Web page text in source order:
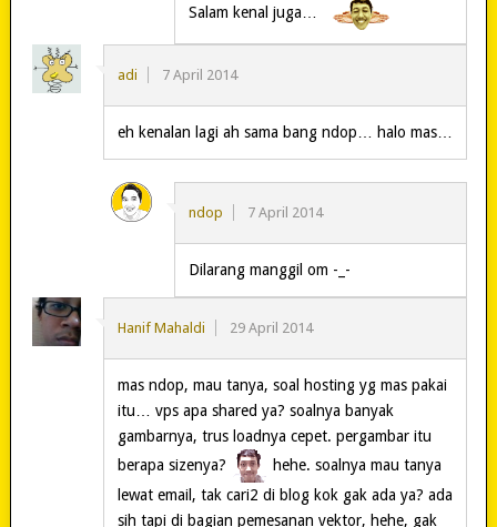
Salam kenal juga…
adi 7 April 2014
eh kenalan lagi ah sama bang ndop… halo mas…
ndop 7 April 2014
Dilarang manggil om -_-
Hanif Mahaldi 29 April 2014
mas ndop, mau tanya, soal hosting yg mas pakai
itu… vps apa shared ya? soalnya banyak
gambarnya, trus loadnya cepet. pergambar itu
berapa sizenya?
hehe. soalnya mau tanya
lewat email, tak cari2 di blog kok gak ada ya? ada
sih tapi di bagian pemesanan vektor, hehe, gak